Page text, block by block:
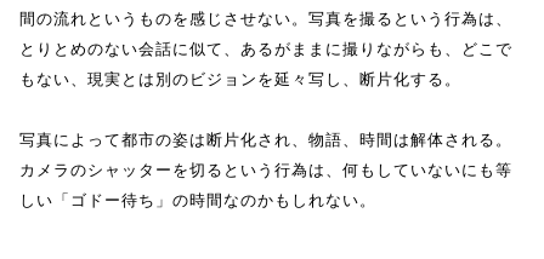
間の流れというものを感じさせない。写真を撮るという行為は、
とりとめのない会話に似て、あるがままに撮りながらも、どこで
もない、現実とは別のビジョンを延々写し、断片化する。
写真によって都市の姿は断片化され、物語、時間は解体される。
カメラのシャッターを切るという行為は、何もしていないにも等
しい「ゴドー待ち」の時間なのかもしれない。